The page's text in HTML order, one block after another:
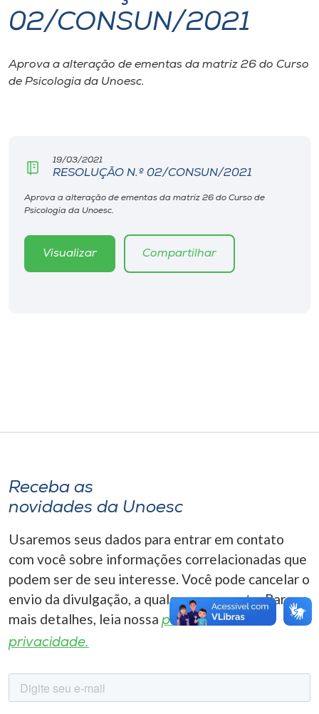
I.nova
Diplomados
CPA
Biblioteca
Editora
A-
02/CONSUN/2021
Aprova a alteração de ementas da matriz 26 do Curso
de Psicologia da Unoesc.
19/03/2021
RESOLUÇÃO N.º 02/CONSUN/2021
Aprova a alteração de ementas da matriz 26 do Curso de
Psicologia da Unoesc.
Visualizar Compartilhar
Receba as
novidades da Unoesc
Usaremos seus dados para entrar em contato
com você sobre informações correlacionadas que
podem ser de seu interesse. Você pode cancelar o
envio da divulgação, a qualquer momento. Para
mais detalhes, leia nossa política de
privacidade.